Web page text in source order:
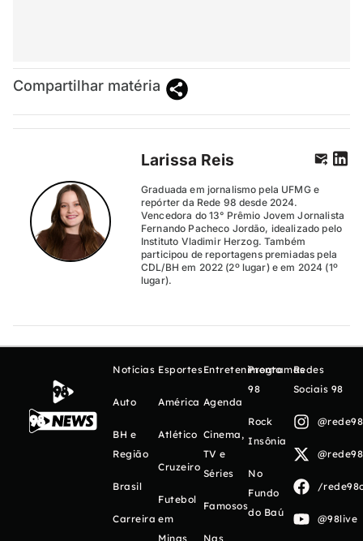
Compartilhar matéria
Larissa Reis
Graduada em jornalismo pela UFMG e
repórter da Rede 98 desde 2024.
Vencedora do 13° Prêmio Jovem Jornalista
Fernando Pacheco Jordão, idealizado pelo
Instituto Vladimir Herzog. Também
participou de reportagens premiadas pela
CDL/BH em 2022 (2º lugar) e em 2024 (1º
lugar).
Notícias
Auto
BH e
Região
Brasil
Carreira
Esportes
América
Atlético
Cruzeiro
Futebol
em
Minas
Entretenimento
Agenda
Cinema,
TV e
Séries
Famosos
Nas
Programas
98
Rock
Insônia
No
Fundo
do Baú
Redes
Sociais 98
/
@98live